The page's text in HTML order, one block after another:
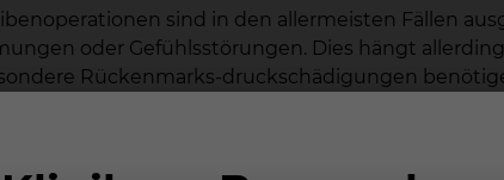
sind in den allermeisten Fällen
oder Gefühlsstörungen. Dies hängt
Rückenmarks-druckschädigungen